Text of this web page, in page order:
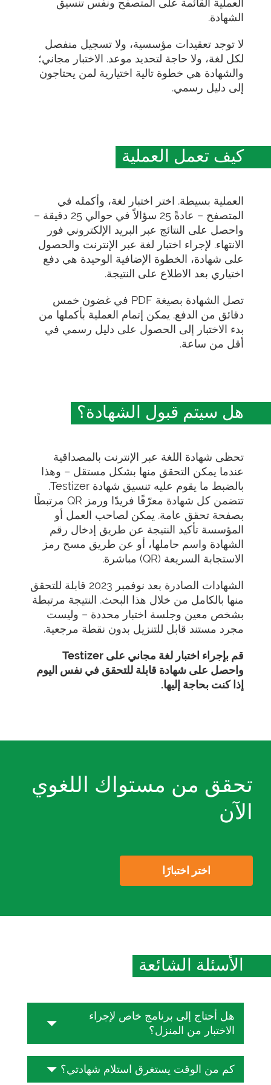
الشهادة.
لا توجد تعقيدات مؤسسية، ولا تسجيل منفصل
لكل لغة، ولا حاجة لتحديد موعد. الاختبار مجاني؛
والشهادة هي خطوة تالية اختيارية لمن يحتاجون
إلى دليل رسمي.
كيف تعمل العملية
العملية بسيطة. اختر اختبار لغة، وأكمله في
المتصفح – عادةً 25 سؤالاً في حوالي 25 دقيقة –
واحصل على النتائج عبر البريد الإلكتروني فور
الانتهاء. لإجراء اختبار لغة عبر الإنترنت والحصول
على شهادة، الخطوة الإضافية الوحيدة هي دفع
اختياري بعد الاطلاع على النتيجة.
تصل الشهادة بصيغة PDF في غضون خمس
دقائق من الدفع. يمكن إتمام العملية بأكملها من
بدء الاختبار إلى الحصول على دليل رسمي في
أقل من ساعة.
هل سيتم قبول الشهادة؟
تحظى شهادة اللغة عبر الإنترنت بالمصداقية
عندما يمكن التحقق منها بشكل مستقل – وهذا
بالضبط ما يقوم عليه تنسيق شهادة Testizer.
تتضمن كل شهادة معرّفًا فريدًا ورمز QR مرتبطًا
بصفحة تحقق عامة. يمكن لصاحب العمل أو
المؤسسة تأكيد النتيجة عن طريق إدخال رقم
الشهادة واسم حاملها، أو عن طريق مسح رمز
الاستجابة السريعة (QR) مباشرة.
الشهادات الصادرة بعد نوفمبر 2023 قابلة للتحقق
منها بالكامل من خلال هذا البحث. النتيجة مرتبطة
بشخص معين وجلسة اختبار محددة – وليست
مجرد مستند قابل للتنزيل بدون نقطة مرجعية.
قم بإجراء اختبار لغة مجاني على Testizer
واحصل على شهادة قابلة للتحقق في نفس اليوم
إذا كنت بحاجة إليها.
تحقق من مستواك اللغوي
الآن
اختر اختبارًا
الأسئلة الشائعة
هل أحتاج إلى برنامج خاص لإجراء
الاختبار من المنزل؟
لا يلزم أي برامج أو مكونات إضافية خاصة. يتم
إجراء الاختبار بالكامل في متصفح ويب
كم من الوقت يستغرق استلام شهادتي؟